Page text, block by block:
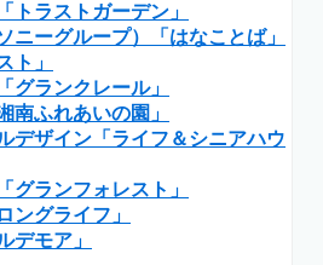
トラストガーデン」
ニーグループ）「はなことば」
ト」
グランクレール」
南ふれあいの園」
デザイン「ライフ＆シニアハウ
グランフォレスト」
ングライフ」
デモア」